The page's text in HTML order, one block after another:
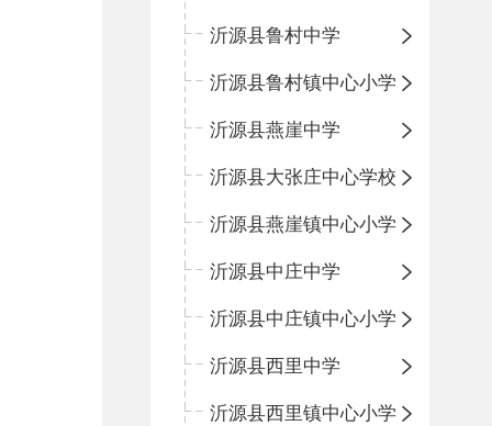
沂源县鲁村中学
沂源县鲁村镇中心小学
沂源县燕崖中学
沂源县大张庄中心学校
沂源县燕崖镇中心小学
沂源县中庄中学
沂源县中庄镇中心小学
沂源县西里中学
沂源县西里镇中心小学